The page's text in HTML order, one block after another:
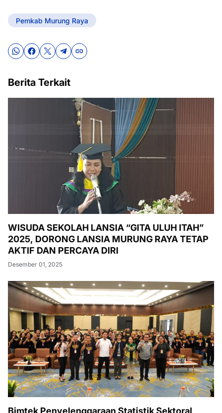
Pemkab Murung Raya
Berita Terkait
WISUDA SEKOLAH LANSIA “GITA ULUH ITAH”
2025, DORONG LANSIA MURUNG RAYA TETAP
AKTIF DAN PERCAYA DIRI
Desember 01, 2025
Bimtek Penyelenggaraan Statistik Sektoral